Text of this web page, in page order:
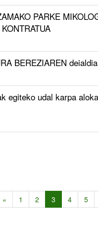
PARKE
BEREZIAREN deialdia
egiteko udal karpa
« 1 2 3 4 5